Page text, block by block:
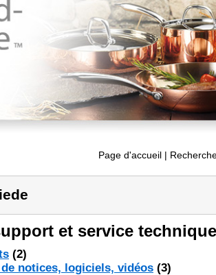
Page d'accueil |
et service
(2)
notices, logiciels, vidéos (3)